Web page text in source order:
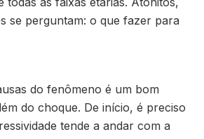
se perguntam: o que fazer para
do fenômeno é um bom
do choque. De início, é preciso
tende a andar com a